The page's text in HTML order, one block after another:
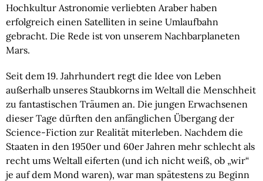
Hochkultur Astronomie verliebten Araber haben
erfolgreich einen Satelliten in seine Umlaufbahn
gebracht. Die Rede ist von unserem Nachbarplaneten
Mars.
Seit dem 19. Jahrhundert regt die Idee von Leben
außerhalb unseres Staubkorns im Weltall die Menschheit
zu fantastischen Träumen an. Die jungen Erwachsenen
dieser Tage dürften den anfänglichen Übergang der
Science-Fiction zur Realität miterleben. Nachdem die
Staaten in den 1950er und 60er Jahren mehr schlecht als
recht ums Weltall eiferten (und ich nicht weiß, ob „wir“
je auf dem Mond waren), war man spätestens zu Beginn